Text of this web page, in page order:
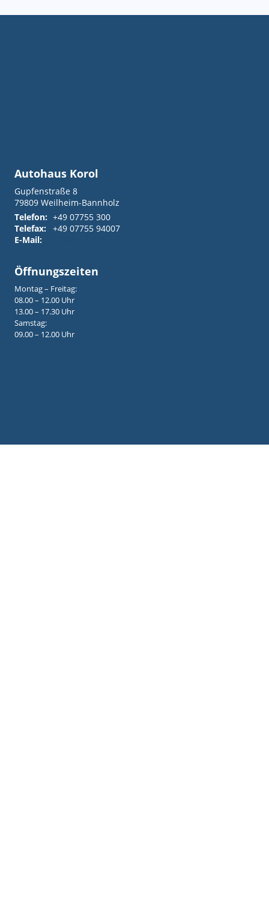
Autohaus Korol
Gupfenstraße 8
79809 Weilheim-Bannholz
Telefon: +49 07755 300
Telefax: +49 07755 94007
E-Mail:
Öffnungszeiten
Montag – Freitag:
08.00 – 12.00 Uhr
13.00 – 17.30 Uhr
Samstag:
09.00 – 12.00 Uhr